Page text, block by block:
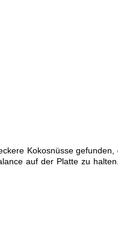
Kokosnüsse
auf der Platte zu